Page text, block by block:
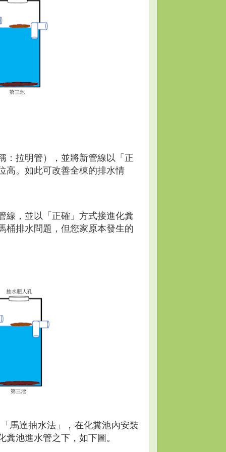
：拉明管），並將新管線以「正
高。如此可改善全棟的排水情
線，並以「正確」方式接進化糞
桶排水問題，但您家原本發生的
馬達抽水法」，在化糞池內安裝
池進水管之下，如下圖。